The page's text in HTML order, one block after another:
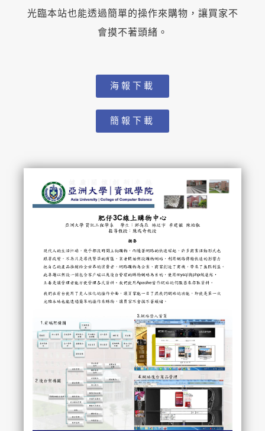
光臨本站也能透過簡單的操作來購物，讓買家不
會摸不著頭緒。
海報下載
簡報下載